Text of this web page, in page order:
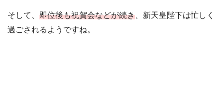
そして、 即位後も祝賀会などが続き 、新天皇陛下は忙しく
過ごされるようですね。